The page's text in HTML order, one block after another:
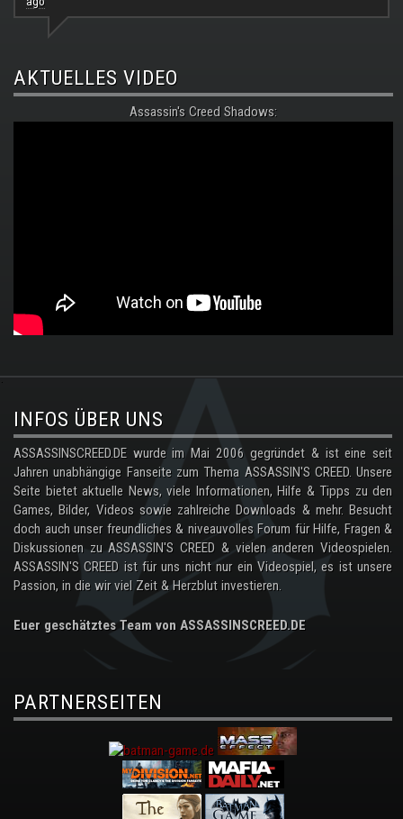
AKTUELLES VIDEO
Assassin's Creed Shadows:
.
INFOS ÜBER UNS
ASSASSINSCREED.DE wurde im Mai 2006 gegründet & ist eine seit
Jahren unabhängige Fanseite zum Thema ASSASSIN'S CREED. Unsere
Seite bietet aktuelle News, viele Informationen, Hilfe & Tipps zu den
Games, Bilder, Videos sowie zahlreiche Downloads & mehr. Besucht
doch auch unser freundliches & niveauvolles Forum für Hilfe, Fragen &
Diskussionen zu ASSASSIN'S CREED & vielen anderen Videospielen.
ASSASSIN'S CREED ist für uns nicht nur ein Videospiel, es ist unsere
Passion, in die wir viel Zeit & Herzblut investieren.
Euer geschätztes Team von ASSASSINSCREED.DE
PARTNERSEITEN